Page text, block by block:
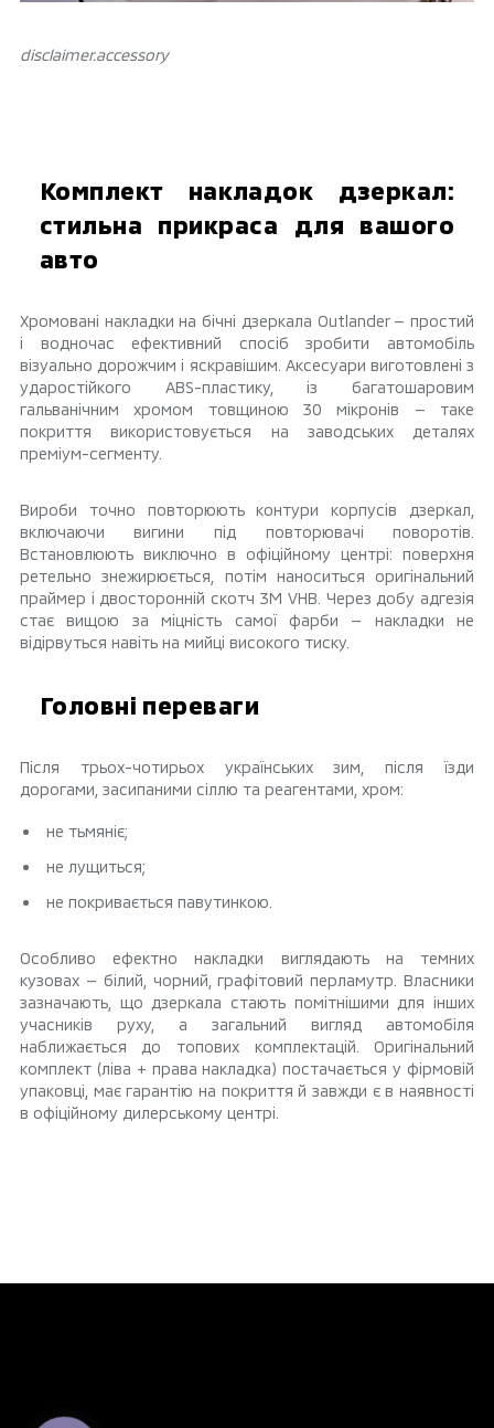
disclaimer.аccessory
Комплект накладок дзеркал:
стильна прикраса для вашого
авто
Хромовані накладки на бічні дзеркала Outlander — простий
і водночас ефективний спосіб зробити автомобіль
візуально дорожчим і яскравішим. Аксесуари виготовлені з
ударостійкого ABS-пластику, із багатошаровим
гальванічним хромом товщиною 30 мікронів — таке
покриття використовується на заводських деталях
преміум-сегменту.
Вироби точно повторюють контури корпусів дзеркал,
включаючи вигини під повторювачі поворотів.
Встановлюють виключно в офіційному центрі: поверхня
ретельно знежирюється, потім наноситься оригінальний
праймер і двосторонній скотч 3М VHB. Через добу адгезія
стає вищою за міцність самої фарби — накладки не
відірвуться навіть на мийці високого тиску.
Головні переваги
Після трьох-чотирьох українських зим, після їзди
дорогами, засипаними сіллю та реагентами, хром:
не тьмяніє;
не лущиться;
не покривається павутинкою.
Особливо ефектно накладки виглядають на темних
кузовах — білий, чорний, графітовий перламутр. Власники
зазначають, що дзеркала стають помітнішими для інших
учасників руху, а загальний вигляд автомобіля
наближається до топових комплектацій. Оригінальний
комплект (ліва + права накладка) постачається у фірмовій
упаковці, має гарантію на покриття й завжди є в наявності
в офіційному дилерському центрі.